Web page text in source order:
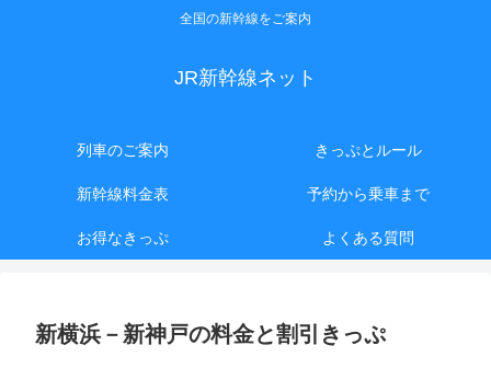
全国の新幹線をご案内
JR新幹線ネット
列車のご案内 きっぷとルール
新幹線料金表 予約から乗車まで
お得なきっぷ よくある質問
新横浜－新神戸の料金と割引きっぷ